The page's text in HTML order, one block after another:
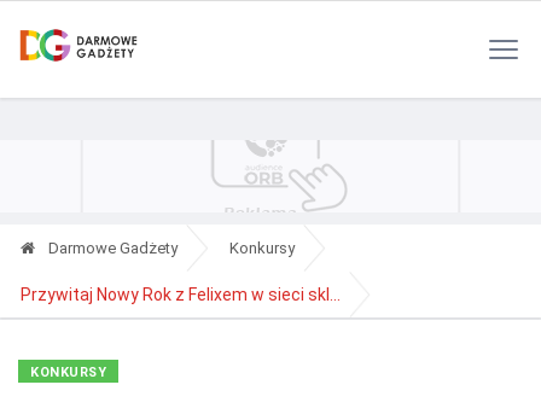
Darmowe Gadżety Konkursy
Przywitaj Nowy Rok z Felixem w sieci skl...
KONKURSY